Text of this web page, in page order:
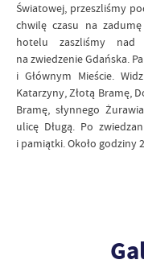
Światowej, przeszliśmy
chwilę czasu na
hotelu zaszliśmy nad
na zwiedzenie Gdańska.
i Głównym Mieście.
Katarzyny, Złotą Bramę,
Bramę, słynnego
ulicę Długą. Po
i pamiątki. Około godziny